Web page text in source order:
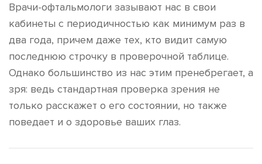
Врачи-офтальмологи зазывают нас в свои
кабинеты с периодичностью как минимум раз в
два года, причем даже тех, кто видит самую
последнюю строчку в проверочной таблице.
Однако большинство из нас этим пренебрегает, а
зря: ведь стандартная проверка зрения не
только расскажет о его состоянии, но также
поведает и о здоровье ваших глаз.